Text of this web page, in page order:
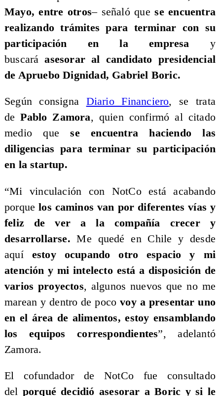
Mayo, entre otros– señaló quese encuentra
realizando trámites para terminar con su
participación en la empresa y
buscaráasesorar al candidato presidencial
de Apruebo Dignidad, Gabriel Boric.
Según consigna Diario Financiero, se trata
dePablo Zamora, quien confirmó al citado
medio quese encuentra haciendo las
diligencias para terminar su participación
en la startup.
“Mi vinculación con NotCo está acabando
porquelos caminos van por diferentes vías y
feliz de ver a la compañía crecer y
desarrollarse. Me quedé en Chile y desde
aquí estoy ocupando otro espacio y mi
atención y mi intelecto está a disposición de
varios proyectos, algunos nuevos que no me
marean y dentro de pocovoy a presentar uno
en el área de alimentos, estoy ensamblando
los equipos correspondientes”, adelantó
Zamora.
El cofundador de NotCo fue consultado
del porqué decidió asesorar a Boric y si le